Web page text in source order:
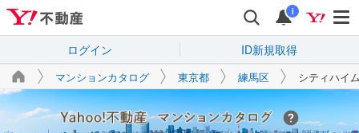
i
ログイン ID新規取得
マンションカタログ 東京都 練馬区 シティハイ
Yahoo!不動産